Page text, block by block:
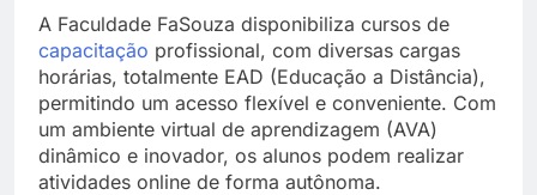
A Faculdade FaSouza disponibiliza cursos de
capacitação profissional, com diversas cargas
horárias, totalmente EAD (Educação a Distância),
permitindo um acesso flexível e conveniente. Com
um ambiente virtual de aprendizagem (AVA)
dinâmico e inovador, os alunos podem realizar
atividades online de forma autônoma.